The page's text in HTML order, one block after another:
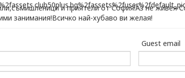
и приятели от София!Аз не живея
занимания!Всичко най-хубаво ви желая!
Guest email